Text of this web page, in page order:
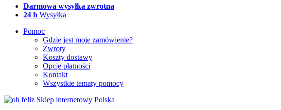
Darmowa wysyłka zwrotna
24 h Wysyłka
Pomoc
Gdzie jest moje zamówienie?
Zwroty
Koszty dostawy
Opcje płatności
Kontakt
Wszystkie tematy pomocy